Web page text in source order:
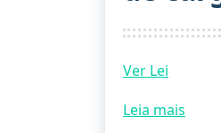
Ver Lei
Leia mais